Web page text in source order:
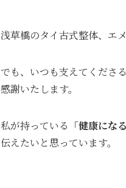
浅草橋のタイ古式整体、エ
でも、いつも支えてくださ
感謝いたします。
私が持っている 「健康にな
伝えたいと思っています。